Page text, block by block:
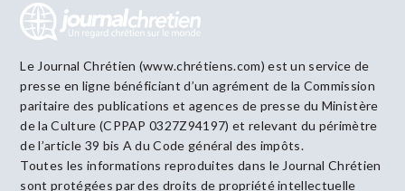
Le Journal Chrétien (www.chrétiens.com) est un service de
presse en ligne bénéficiant d’un agrément de la Commission
paritaire des publications et agences de presse du Ministère
de la Culture (CPPAP 0327Z94197) et relevant du périmètre
de l’article 39 bis A du Code général des impôts.
Toutes les informations reproduites dans le Journal Chrétien
sont protégées par des droits de propriété intellectuelle